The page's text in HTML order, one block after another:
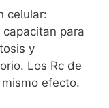
celular:
para
y
Los Rc de
efecto.